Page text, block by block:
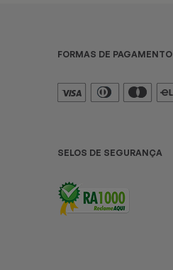
FORMAS DE PAGAMENTO
SELOS DE SEGURANÇA